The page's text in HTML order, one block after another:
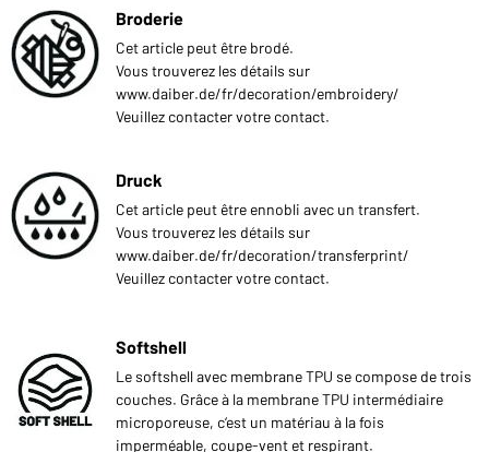
Broderie
Cet article peut être brodé.
Vous trouverez les détails sur
www.daiber.de/fr/decoration/embroidery/
Veuillez contacter votre contact.
Druck
Cet article peut être ennobli avec un transfert.
Vous trouverez les détails sur
www.daiber.de/fr/decoration/transferprint/
Veuillez contacter votre contact.
Softshell
Le softshell avec membrane TPU se compose de trois
couches. Grâce à la membrane TPU intermédiaire
microporeuse, c‘est un matériau à la fois
imperméable, coupe-vent et respirant.